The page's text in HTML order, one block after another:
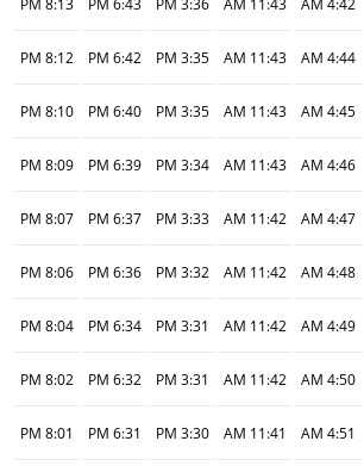
4:42 AM
11:43 AM
3:36 PM
6:43 PM
8:13 PM
4:44 AM
11:43 AM
3:35 PM
6:42 PM
8:12 PM
4:45 AM
11:43 AM
3:35 PM
6:40 PM
8:10 PM
4:46 AM
11:43 AM
3:34 PM
6:39 PM
8:09 PM
4:47 AM
11:42 AM
3:33 PM
6:37 PM
8:07 PM
4:48 AM
11:42 AM
3:32 PM
6:36 PM
8:06 PM
4:49 AM
11:42 AM
3:31 PM
6:34 PM
8:04 PM
4:50 AM
11:42 AM
3:31 PM
6:32 PM
8:02 PM
4:51 AM
11:41 AM
3:30 PM
6:31 PM
8:01 PM